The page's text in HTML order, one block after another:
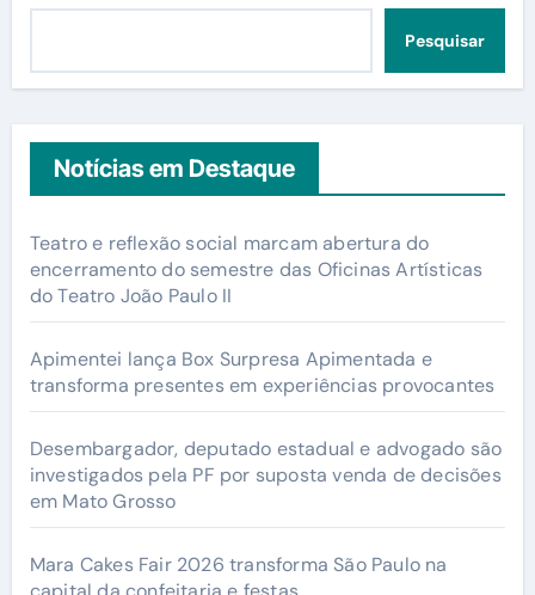
Pesquisar
Notícias em Destaque
Teatro e reflexão social marcam abertura do
encerramento do semestre das Oficinas Artísticas
do Teatro João Paulo II
Apimentei lança Box Surpresa Apimentada e
transforma presentes em experiências provocantes
Desembargador, deputado estadual e advogado são
investigados pela PF por suposta venda de decisões
em Mato Grosso
Mara Cakes Fair 2026 transforma São Paulo na